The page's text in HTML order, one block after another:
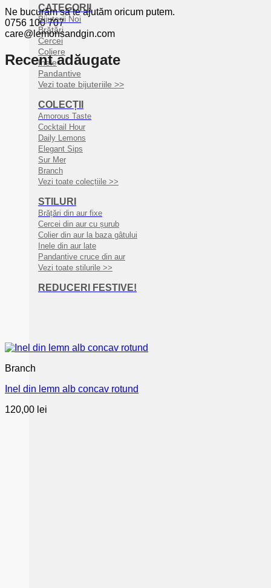
CATEGORII
Bijuterii Noi
Brățări
Cercei
Coliere
Inele
Pandantive
Vezi toate bijuteriile >>
COLECȚII
Amorous Taste
Cocktail Hour
Daily Lemons
Elegant Sips
Sur Mer
Branch
Vezi toate colecțiile >>
STILURI
Brățări din aur fixe
Cercei din aur cu șurub
Colier din aur la baza gâtului
Inele din aur late
Pandantive cruce din aur
Vezi toate stilurile >>
REDUCERI FESTIVE!
Ne bucurăm să te ajutăm oricum putem.
0756 100 707
care@lemonsandgin.com
Recent adăugate
Branch
Inel din lemn alb concav rotund
120,00 lei